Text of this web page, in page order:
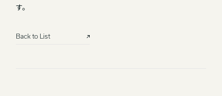
す。
Back to List